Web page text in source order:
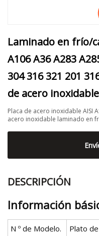
Laminado en frío/
A106 A36 A283
304 316 321 201
de acero
Placa de acero inoxidable AISI
acero inoxidable laminado en
DESCRIPCIÓN
Información
N º de Modelo.
Plato